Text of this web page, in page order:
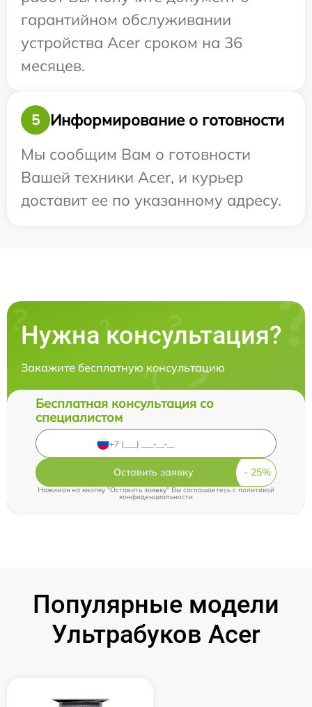
гарантийном обслуживании
устройства Acer сроком на 36
месяцев.
5
Информирование о готовности
Мы сообщим Вам о готовности
Вашей техники Acer, и курьер
доставит ее по указанному адресу.
Нужна консультация?
Закажите бесплатную консультацию
Бесплатная консультация со
специалистом
Оставить заявку
Нажимая на кнопку "Оставить заявку" Вы соглашаетесь cполитикой
конфиденциальности
Популярные модели
Ультрабуков Acer